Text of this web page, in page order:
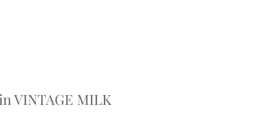
VINTAGE MILK